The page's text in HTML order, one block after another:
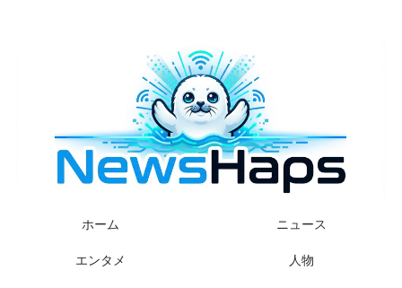
ホーム ニュース
エンタメ 人物